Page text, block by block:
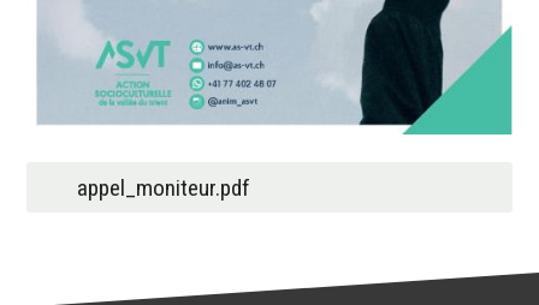
appel_moniteur.pdf